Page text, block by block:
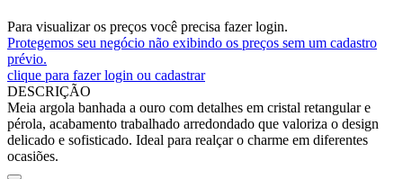
Para visualizar os preços você precisa fazer login.
Protegemos seu negócio não exibindo os preços sem um cadastro
prévio.
clique para fazer login ou cadastrar
DESCRIÇÃO
Meia argola banhada a ouro com detalhes em cristal retangular e
pérola, acabamento trabalhado arredondado que valoriza o design
delicado e sofisticado. Ideal para realçar o charme em diferentes
ocasiões.